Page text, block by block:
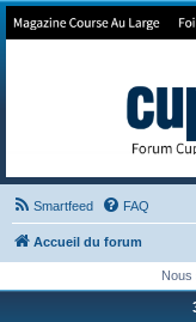
Forum de Cup
Smartfeed FAQ
Accueil du forum
Nous